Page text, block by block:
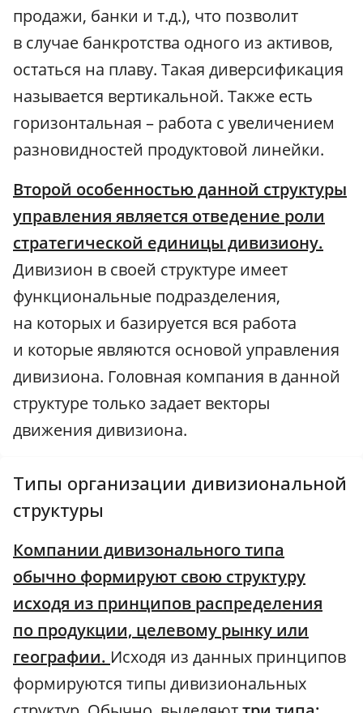
продажи, банки и т.д.), что позволит
в случае банкротства одного из активов,
остаться на плаву. Такая диверсификация
называется вертикальной. Также есть
горизонтальная – работа с увеличением
разновидностей продуктовой линейки.
Второй особенностью данной структуры
управления является отведение роли
стратегической единицы дивизиону.
Дивизион в своей структуре имеет
функциональные подразделения,
на которых и базируется вся работа
и которые являются основой управления
дивизиона. Головная компания в данной
структуре только задает векторы
движения дивизиона.
Типы организации дивизиональной
структуры
Компании дивизонального типа
обычно формируют свою структуру
исходя из принципов распределения
по продукции, целевому рынку или
географии. Исходя из данных принципов
формируются типы дивизиональных